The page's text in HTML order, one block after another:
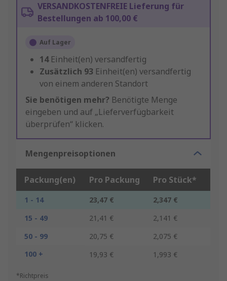
VERSANDKOSTENFREIE Lieferung für
Bestellungen ab 100,00 €
Auf Lager
14 Einheit(en) versandfertig
Zusätzlich 93 Einheit(en) versandfertig
von einem anderen Standort
Sie benötigen mehr? Benötigte Menge
eingeben und auf „Lieferverfügbarkeit
überprüfen“ klicken.
Mengenpreisoptionen
Packung(en) Pro Packung Pro Stück*
1 - 14 23,47 €
2,347 €
15 - 49
21,41 €
2,141 €
50 - 99
20,75 €
2,075 €
100 +
19,93 € 1,993 €
*Richtpreis